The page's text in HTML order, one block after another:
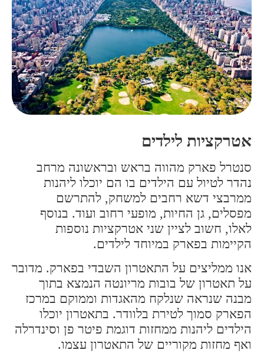
אטרקציות לילדים
סנטרל פארק מהווה בראש ובראשונה מרחב
נהדר לטיול עם הילדים בו הם יוכלו ליהנות
ממרבצי דשא רחבים למשחק, להתרשם
מפסלים, גן החיות, מופעי רחוב ועוד. בנוסף
לאלו, חשוב לציין שני אטרקציות נוספות
הקיימות בפארק במיוחד לילדים.
אנו ממליצים על התאטרון השבדי בפארק. מדובר
על תאטרון של בובות מריונטה הנמצא בתוך
מבנה שנראה שנלקח מהאגדות וממוקם במרכז
הפארק סמוך לטירת בלוודר. בתאטרון יוכלו
הילדים ליהנות ממחזות דוגמת פיטר פן וסינדרלה
ואף מחזות מקוריים של התאטרון עצמו.